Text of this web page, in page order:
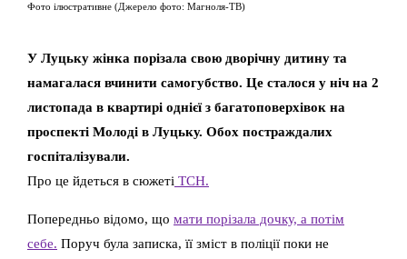
Фото ілюстративне (Джерело фото: Магноля-ТВ)
У Луцьку жінка порізала свою дворічну дитину та
намагалася вчинити самогубство. Це сталося у ніч на 2
листопада в квартирі однієї з багатоповерхівок на
проспекті Молоді в Луцьку. Обох постраждалих
госпіталізували.
Про це йдеться в сюжеті ТСН.
Попередньо відомо, що мати порізала дочку, а потім
себе. Поруч була записка, її зміст в поліції поки не